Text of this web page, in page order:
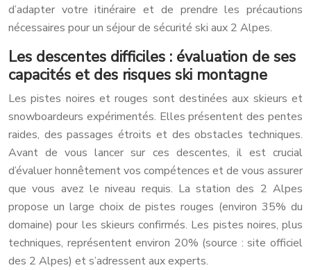
d’adapter votre itinéraire et de prendre les précautions
nécessaires pour un séjour de sécurité ski aux 2 Alpes.
Les descentes difficiles : évaluation de ses
capacités et des risques ski montagne
Les pistes noires et rouges sont destinées aux skieurs et
snowboardeurs expérimentés. Elles présentent des pentes
raides, des passages étroits et des obstacles techniques.
Avant de vous lancer sur ces descentes, il est crucial
d’évaluer honnêtement vos compétences et de vous assurer
que vous avez le niveau requis. La station des 2 Alpes
propose un large choix de pistes rouges (environ 35% du
domaine) pour les skieurs confirmés. Les pistes noires, plus
techniques, représentent environ 20% (source : site officiel
des 2 Alpes) et s’adressent aux experts.